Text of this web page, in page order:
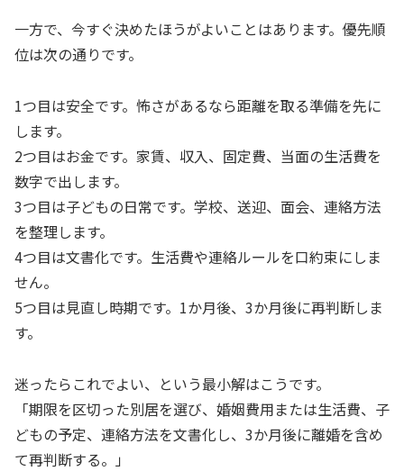
一方で、今すぐ決めたほうがよいことはあります。優先順
位は次の通りです。
1つ目は安全です。怖さがあるなら距離を取る準備を先に
します。
2つ目はお金です。家賃、収入、固定費、当面の生活費を
数字で出します。
3つ目は子どもの日常です。学校、送迎、面会、連絡方法
を整理します。
4つ目は文書化です。生活費や連絡ルールを口約束にしま
せん。
5つ目は見直し時期です。1か月後、3か月後に再判断しま
す。
迷ったらこれでよい、という最小解はこうです。
「期限を区切った別居を選び、婚姻費用または生活費、子
どもの予定、連絡方法を文書化し、3か月後に離婚を含め
て再判断する。」